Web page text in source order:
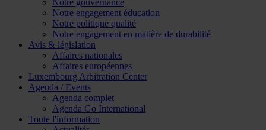
Notre gouvernance
Notre engagement éducation
Notre politique qualité
Notre engagement en matière de durabilité
Avis & législation
Affaires nationales
Affaires européennes
Luxembourg Arbitration Center
Agenda / Events
Agenda complet
Agenda Go International
Toute l'information